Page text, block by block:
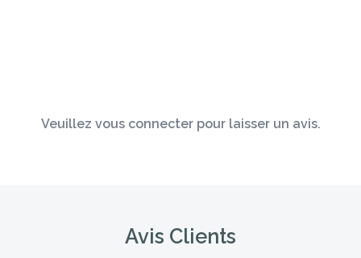
Veuillez vous connecter pour laisser un avis.
Avis Clients